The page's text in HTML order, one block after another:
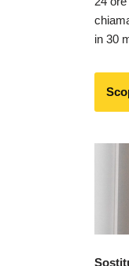
in 30